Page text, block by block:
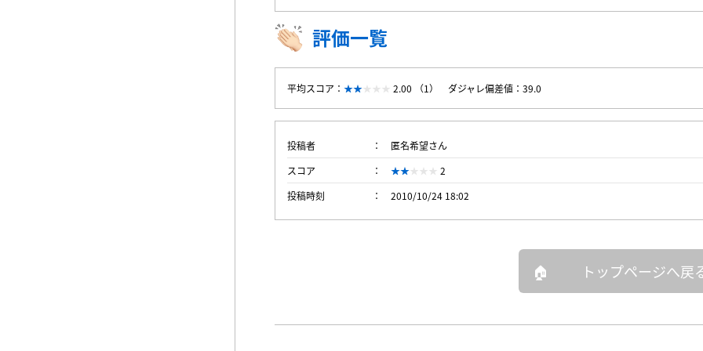
評価一覧
平均スコア： 2.00 （1） ダジャレ偏差値：39.0
投稿者
匿名希望さん
スコア
2
投稿時刻
2010/10/24 18:02
トップページへ戻